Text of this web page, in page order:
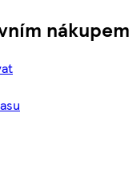
nákupem